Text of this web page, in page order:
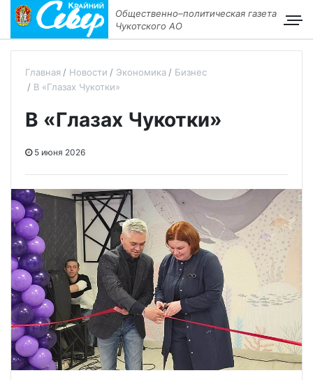
Общественно–политическая газета
Чукотского АО
Главная Новости Экономика
Бизнес
В «Глазах Чукотки»
В «Глазах Чукотки»
5 июня 2026